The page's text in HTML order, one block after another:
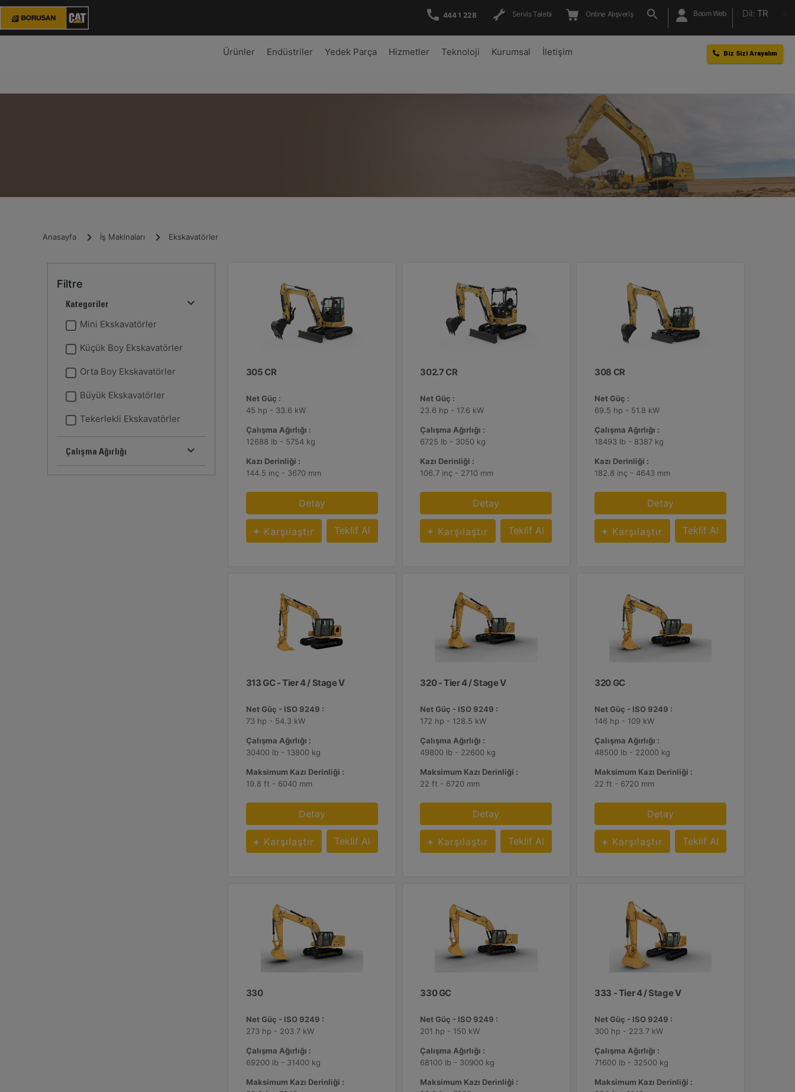
444 1 228 Servis Talebi Online Alışveriş Boom Web Dil: TR
Ürünler Endüstriler Yedek Parça Hizmetler Teknoloji Kurumsal İletişim Biz Sizi Arayalım
Anasayfa İş Makinaları Ekskavatörler
Filtre
Kategoriler
Mini Ekskavatörler
Küçük Boy Ekskavatörler
Orta Boy Ekskavatörler
Büyük Ekskavatörler
Tekerlekli Ekskavatörler
Çalışma Ağırlığı
305 CR
Net Güç :
45 hp - 33.6 kW
Çalışma Ağırlığı :
12688 lb - 5754 kg
Kazı Derinliği :
144.5 inç - 3670 mm
Detay
Karşılaştır Teklif Al
302.7 CR
Net Güç :
23.6 hp - 17.6 kW
Çalışma Ağırlığı :
6725 lb - 3050 kg
Kazı Derinliği :
106.7 inç - 2710 mm
Detay
Karşılaştır Teklif Al
308 CR
Net Güç :
69.5 hp - 51.8 kW
Çalışma Ağırlığı :
18493 lb - 8387 kg
Kazı Derinliği :
182.8 inç - 4643 mm
Detay
Karşılaştır Teklif Al
313 GC - Tier 4 / Stage V
Net Güç - ISO 9249 :
73 hp - 54.3 kW
Çalışma Ağırlığı :
30400 lb - 13800 kg
Maksimum Kazı Derinliği :
19.8 ft - 6040 mm
Detay
Karşılaştır Teklif Al
320 - Tier 4 / Stage V
Net Güç - ISO 9249 :
172 hp - 128.5 kW
Çalışma Ağırlığı :
49800 lb - 22600 kg
Maksimum Kazı Derinliği :
22 ft - 6720 mm
Detay
Karşılaştır Teklif Al
320 GC
Net Güç - ISO 9249 :
146 hp - 109 kW
Çalışma Ağırlığı :
48500 lb - 22000 kg
Maksimum Kazı Derinliği :
22 ft - 6720 mm
Detay
Karşılaştır Teklif Al
330
Net Güç - ISO 9249 :
273 hp - 203.7 kW
Çalışma Ağırlığı :
69200 lb - 31400 kg
Maksimum Kazı Derinliği :
330 GC
Net Güç - ISO 9249 :
201 hp - 150 kW
Çalışma Ağırlığı :
68100 lb - 30900 kg
Maksimum Kazı Derinliği :
333 - Tier 4 / Stage V
Net Güç - ISO 9249 :
300 hp - 223.7 kW
Çalışma Ağırlığı :
71600 lb - 32500 kg
Maksimum Kazı Derinliği :